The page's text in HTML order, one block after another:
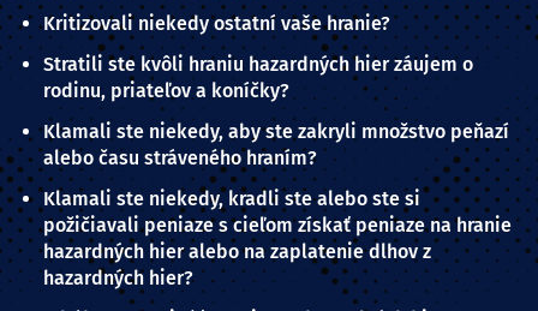
Kritizovali niekedy ostatní vaše hranie?
Stratili ste kvôli hraniu hazardných hier záujem o
rodinu, priateľov a koníčky?
Klamali ste niekedy, aby ste zakryli množstvo peňazí
alebo času stráveného hraním?
Klamali ste niekedy, kradli ste alebo ste si
požičiavali peniaze s cieľom získať peniaze na hranie
hazardných hier alebo na zaplatenie dlhov z
hazardných hier?